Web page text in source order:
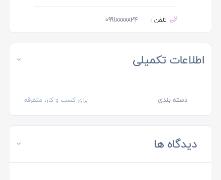
تلفن : 0991xxxxx24
اطلاعات تکمیلی
دسته بندی برای کسب و کار، متفرقه
دیدگاه ها